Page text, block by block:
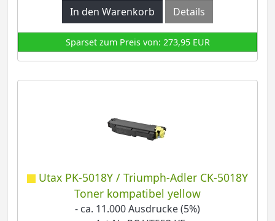
In den Warenkorb
Details
Sparset zum Preis von: 273,95 EUR
Utax PK-5018Y / Triumph-Adler CK-5018Y
Toner kompatibel yellow
- ca. 11.000 Ausdrucke (5%)